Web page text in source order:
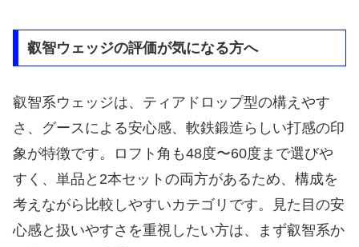
叡智ウェッジの評価が気になる方へ
叡智系ウェッジは、ティアドロップ型の構えやす
さ、グースによる安心感、軟鉄鍛造らしい打感の印
象が特徴です。ロフト角も48度〜60度まで選びや
すく、単品と2本セットの両方があるため、構成を
考えながら比較しやすいカテゴリです。見た目の安
心感と扱いやすさを重視したい方は、まず叡智系か